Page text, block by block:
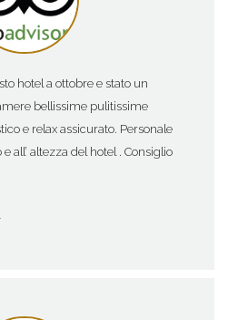
hotel a ottobre e stato un
bellissime pulitissime
e relax assicurato. Personale
all’ altezza del hotel . Consiglio